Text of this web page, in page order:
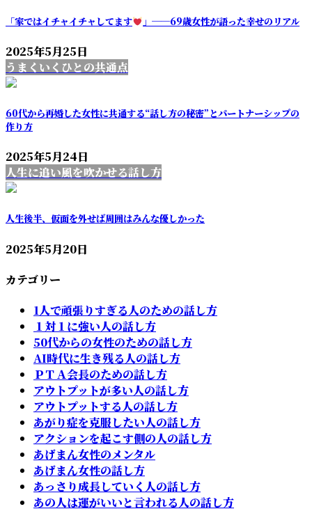
「家ではイチャイチャしてます 」──69歳女性が語った幸せのリアル
2025年5月25日
うまくいくひとの共通点
60代から再婚した女性に共通する“話し方の秘密”とパートナーシップの
作り方
2025年5月24日
人生に追い風を吹かせる話し方
人生後半、仮面を外せば周囲はみんな優しかった
2025年5月20日
カテゴリー
1人で頑張りすぎる人のための話し方
１対１に強い人の話し方
50代からの女性のための話し方
AI時代に生き残る人の話し方
ＰＴＡ会長のための話し方
アウトプットが多い人の話し方
アウトプットする人の話し方
あがり症を克服したい人の話し方
アクションを起こす側の人の話し方
あげまん女性のメンタル
あげまん女性の話し方
あっさり成長していく人の話し方
あの人は運がいいと言われる人の話し方